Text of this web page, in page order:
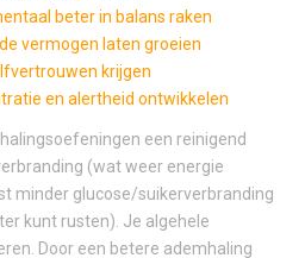
beter in balans raken
vermogen laten groeien
krijgen
en alertheid ontwikkelen
een reinigend
(wat weer energie
minder glucose/suikerverbranding
kunt rusten). Je algehele
Door een betere ademhaling